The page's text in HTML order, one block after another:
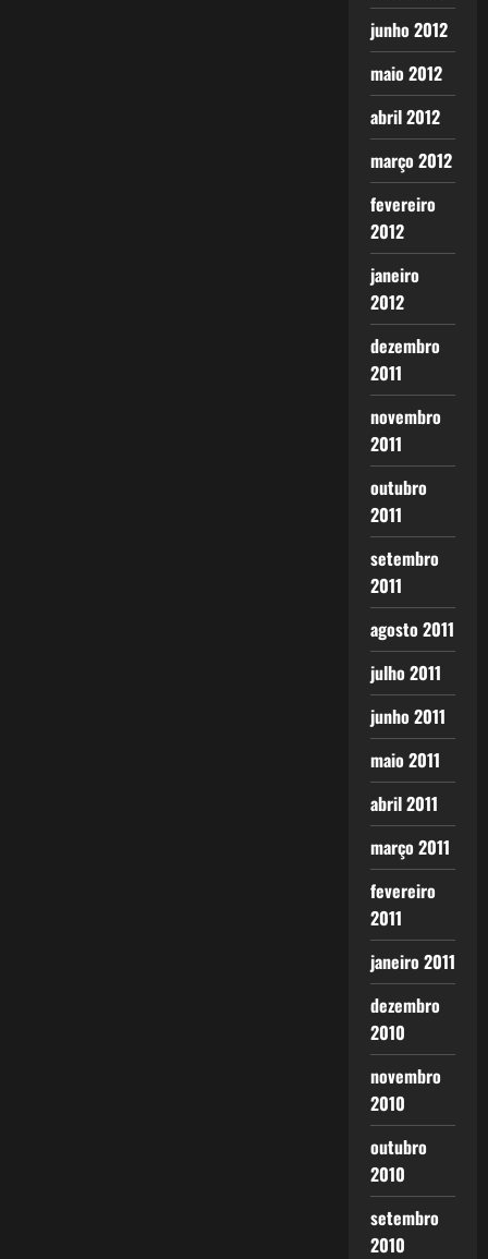
junho 2012
maio 2012
abril 2012
março 2012
fevereiro
2012
janeiro
2012
dezembro
2011
novembro
2011
outubro
2011
setembro
2011
agosto 2011
julho 2011
junho 2011
maio 2011
abril 2011
março 2011
fevereiro
2011
janeiro 2011
dezembro
2010
novembro
2010
outubro
2010
setembro
2010